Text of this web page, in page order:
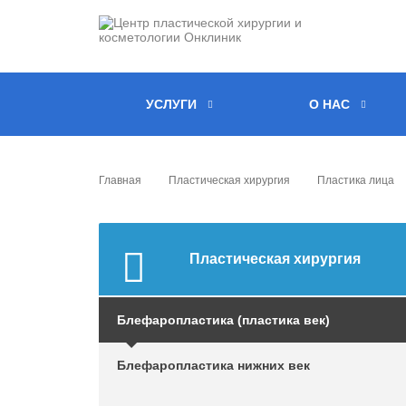
УСЛУГИ О НАС
Главная Пластическая хирургия Пластика лица
Пластическая хирургия
Блефаропластика (пластика век)
Блефаропластика нижних век